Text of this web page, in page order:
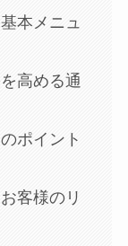
本メニュ
高める通
ポイント
客様のリ